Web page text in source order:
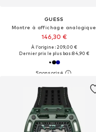
GUESS
Montre à affichage analogique
146,30 €
À l'origine : 209,00 €
Dernier prix le plus bas :84,90 €